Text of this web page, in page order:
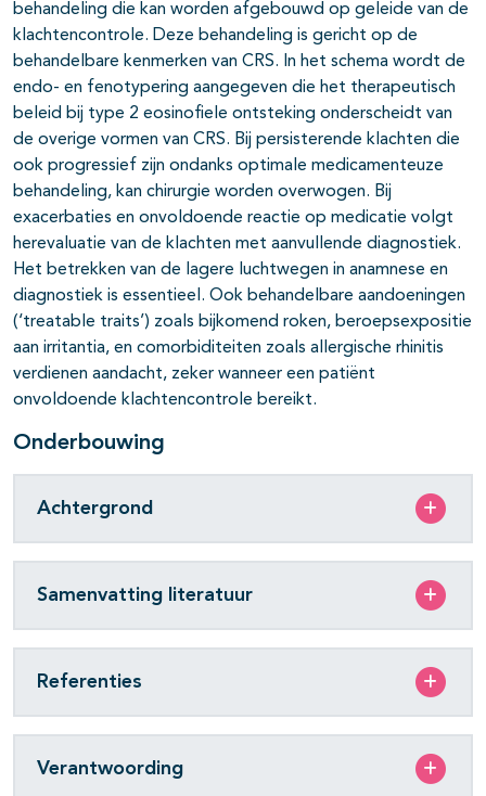
behandeling die kan worden afgebouwd op geleide van de
klachtencontrole. Deze behandeling is gericht op de
behandelbare kenmerken van CRS. In het schema wordt de
endo- en fenotypering aangegeven die het therapeutisch
beleid bij type 2 eosinofiele ontsteking onderscheidt van
de overige vormen van CRS. Bij persisterende klachten die
ook progressief zijn ondanks optimale medicamenteuze
behandeling, kan chirurgie worden overwogen. Bij
exacerbaties en onvoldoende reactie op medicatie volgt
herevaluatie van de klachten met aanvullende diagnostiek.
Het betrekken van de lagere luchtwegen in anamnese en
diagnostiek is essentieel. Ook behandelbare aandoeningen
(‘treatable traits’) zoals bijkomend roken, beroepsexpositie
aan irritantia, en comorbiditeiten zoals allergische rhinitis
verdienen aandacht, zeker wanneer een patiënt
onvoldoende klachtencontrole bereikt.
Onderbouwing
Achtergrond
Samenvatting literatuur
Referenties
Verantwoording